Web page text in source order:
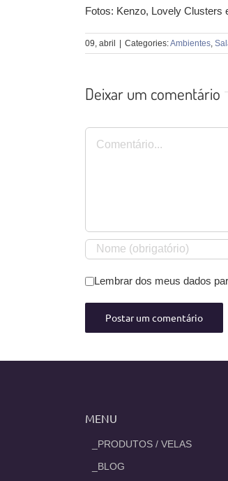
Fotos: Kenzo, Lovely Clusters
09, abril | Categories:Ambientes
Deixar um comentário
Comentário
Lembrar dos meus dados
MENU
_PRODUTOS / VELAS
_BLOG